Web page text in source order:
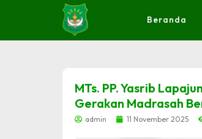
Beranda
MTs. PP. Yasrib
Gerakan Madrasah
admin 11 November 2025